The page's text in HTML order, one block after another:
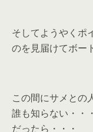
そしてようやくポ
のを見届けてボー
この間にサメとの
誰も知らない・・
だったら・・・